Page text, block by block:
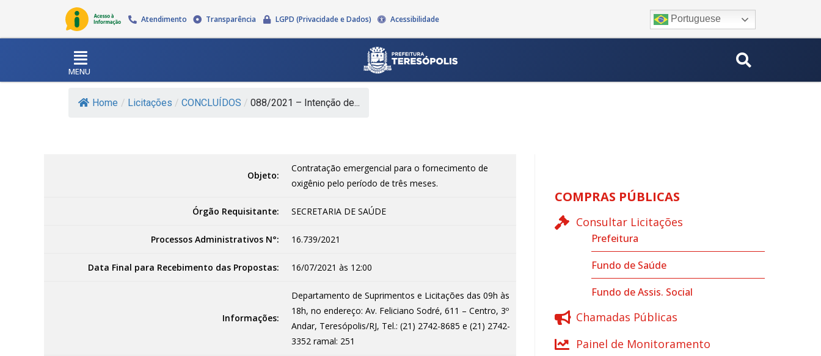
Atendimento Transparência LGPD (Privacidade e Dados) Acessibilidade Portuguese
MENU
Home / Licitações / CONCLUÍDOS / 088/2021 – Intenção de...
Objeto:
Contratação emergencial para o fornecimento de
oxigênio pelo período de três meses.
Órgão Requisitante: SECRETARIA DE SAÚDE
Processos Administrativos N°: 16.739/2021
Data Final para Recebimento das Propostas: 16/07/2021 às 12:00
Informações:
Departamento de Suprimentos e Licitações das 09h às
18h, no endereço: Av. Feliciano Sodré, 611 – Centro, 3º
Andar, Teresópolis/RJ, Tel.: (21) 2742-8685 e (21) 2742-
3352 ramal: 251
COMPRAS PÚBLICAS
Consultar Licitações
Prefeitura
Fundo de Saúde
Fundo de Assis. Social
Chamadas Públicas
Painel de Monitoramento